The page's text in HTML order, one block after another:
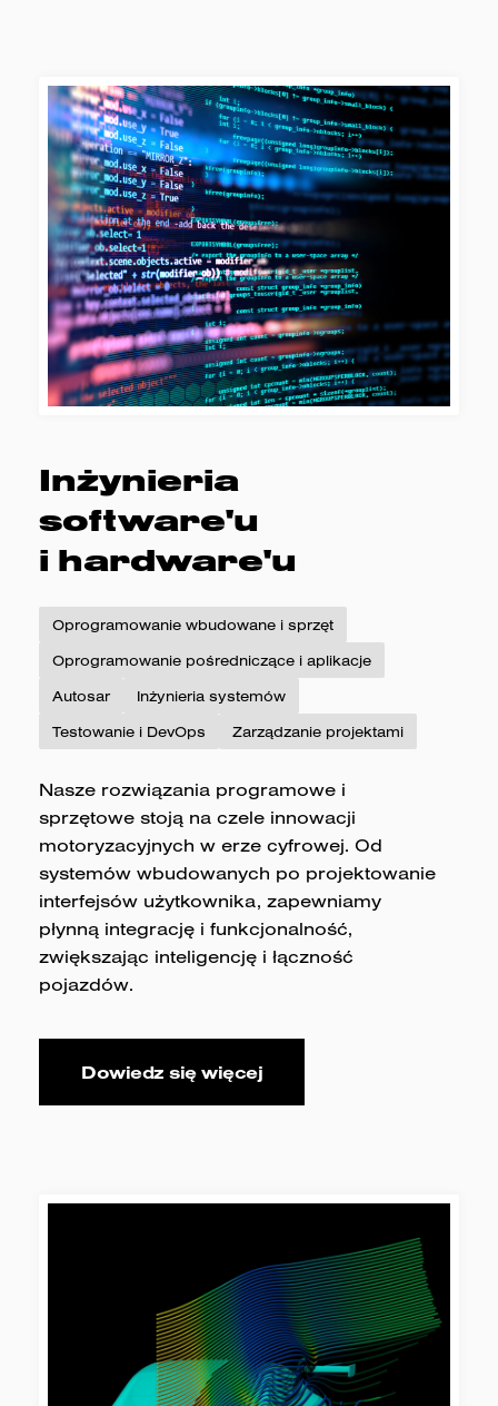
Inżynieria
software'u
i hardware'u
Oprogramowanie wbudowane i sprzęt
Oprogramowanie pośredniczące i aplikacje
Autosar
Inżynieria systemów
Testowanie i DevOps
Zarządzanie projektami
Nasze rozwiązania programowe i
sprzętowe stoją na czele innowacji
motoryzacyjnych w erze cyfrowej. Od
systemów wbudowanych po projektowanie
interfejsów użytkownika, zapewniamy
płynną integrację i funkcjonalność,
zwiększając inteligencję i łączność
pojazdów.
Dowiedz się więcej